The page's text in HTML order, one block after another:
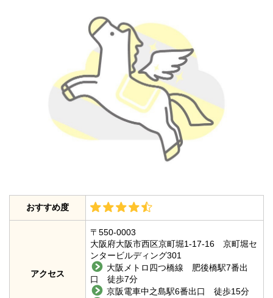
おすすめ度
アクセス
〒550-0003
大阪府大阪市西区京町堀1-17-16 京町堀セ
ンタービルディング301
大阪メトロ四つ橋線 肥後橋駅7番出
口 徒歩7分
京阪電車中之島駅6番出口 徒歩15分